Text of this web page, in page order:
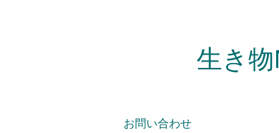
生き物
お問い合わせ